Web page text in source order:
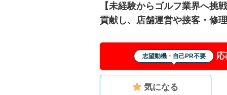
【未経験からゴルフ業界へ挑
貢献し、店舗運営や接客・修
志望動機・自己PR不要
気になる